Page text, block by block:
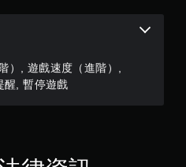
分
）, 遊戲速度（進階）,
醒, 暫停遊戲